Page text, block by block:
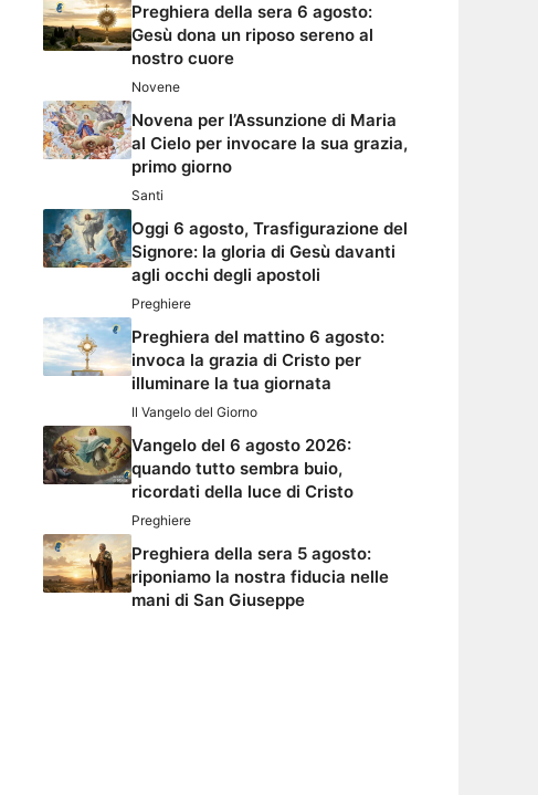
Preghiera della sera 6 agosto:
Gesù dona un riposo sereno al
nostro cuore
Novene
Novena per l’Assunzione di Maria
al Cielo per invocare la sua grazia,
primo giorno
Santi
Oggi 6 agosto, Trasfigurazione del
Signore: la gloria di Gesù davanti
agli occhi degli apostoli
Preghiere
Preghiera del mattino 6 agosto:
invoca la grazia di Cristo per
illuminare la tua giornata
Il Vangelo del Giorno
Vangelo del 6 agosto 2026:
quando tutto sembra buio,
ricordati della luce di Cristo
Preghiere
Preghiera della sera 5 agosto:
riponiamo la nostra fiducia nelle
mani di San Giuseppe